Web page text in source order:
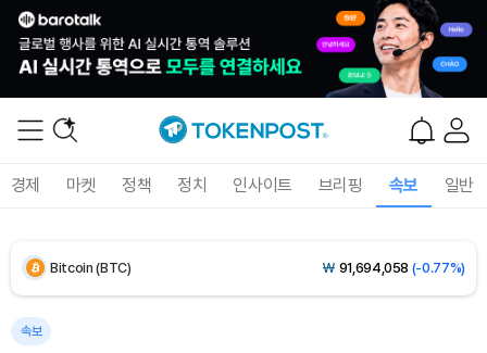
경제 마켓 정책 정치 인사이트 브리핑 속보 일반
Solana (SOL) ₩ 103,940(-1.43%)
Bitcoin (BTC) ₩ 91,694,058 (-0.77%)
속보